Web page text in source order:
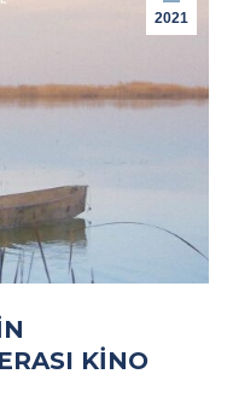
2021
KINO